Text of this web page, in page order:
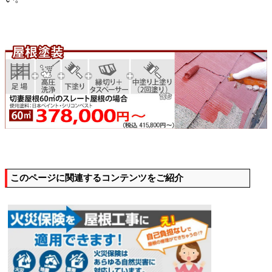
このページに関連するコンテンツをご紹介